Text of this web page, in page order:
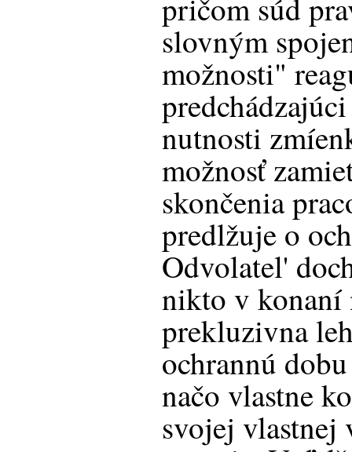
pričom súd
slovným
možnosti"
nutnosti
možnosť
skončenia
predlžuje o
Odvolatel'
nikto v konaní
prekluzivna
ochrannú
načo vlastne
svojej vlastnej